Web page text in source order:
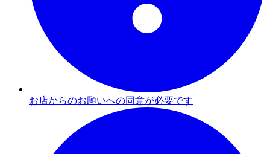
お店からのお願いへの同意が必要です